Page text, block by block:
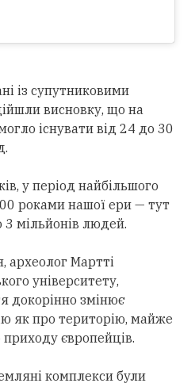
із супутниковими
висновку, що на
існувати від 24 до 30
у період найбільшого
роками нашої ери — тут
мільйонів людей.
археолог Мартті
університету,
докорінно змінює
як про територію, майже
європейців.
комплекси були